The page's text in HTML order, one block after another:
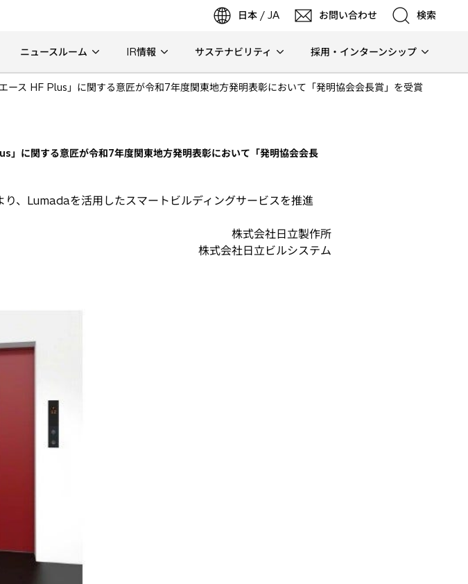
日本 / JA お問い合わせ 検索
検索
ニュースルーム IR情報 サステナビリティ 採用・インターンシップ
ース HF Plus」に関する意匠が令和7年度関東地方発明表彰において「発明協会会長賞」を受賞
」に関する意匠が令和7年度関東地方発明表彰において「発明協会会長
、Lumadaを活用したスマートビルディングサービスを推進
株式会社日立製作所
株式会社日立ビルシステム